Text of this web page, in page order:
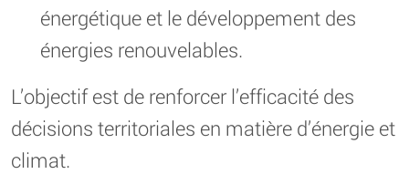
énergétique et le développement des
énergies renouvelables.
L’objectif est de renforcer l’efficacité des
décisions territoriales en matière d’énergie et
climat.